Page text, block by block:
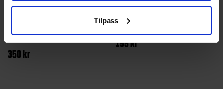
Tilpass
350kr
199kr